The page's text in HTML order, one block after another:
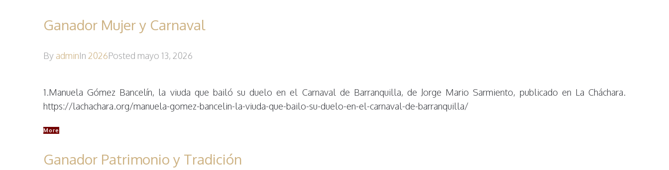
Ganador Mujer y Carnaval
By adminIn 2026Posted mayo 13, 2026
1.Manuela Gómez Bancelín, la viuda que bailó su duelo en el Carnaval de Barranquilla, de Jorge Mario Sarmiento, publicado en La Cháchara.
https://lachachara.org/manuela-gomez-bancelin-la-viuda-que-bailo-su-duelo-en-el-carnaval-de-barranquilla/
More
Ganador Patrimonio y Tradición